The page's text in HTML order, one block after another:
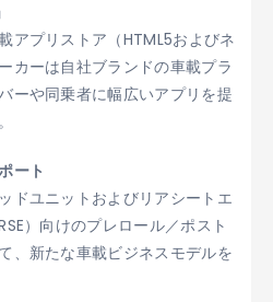
アプリストア（HTML5およびネ
カーは自社ブランドの車載プラ
ーや同乗者に幅広いアプリを提
ート
ドユニットおよびリアシートエ
）向けのプレロール／ポスト
、新たな車載ビジネスモデルを